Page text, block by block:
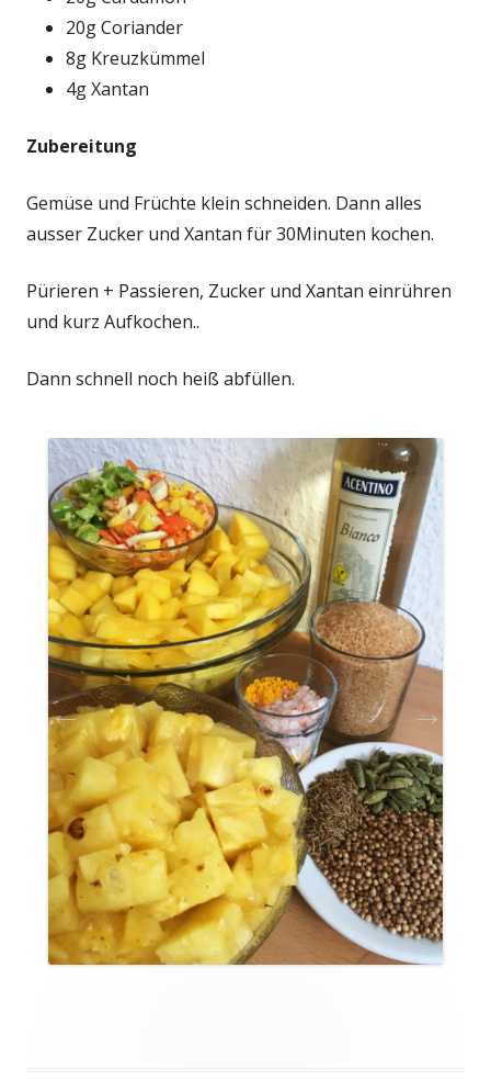
20g Coriander
8g Kreuzkümmel
4g Xantan
Zubereitung
Gemüse und Früchte klein schneiden. Dann alles
ausser Zucker und Xantan für 30Minuten kochen.
Pürieren + Passieren, Zucker und Xantan einrühren
und kurz Aufkochen..
Dann schnell noch heiß abfüllen.